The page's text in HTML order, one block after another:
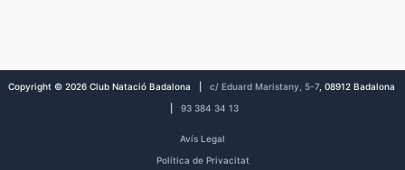
Copyright © 2026 Club Natació Badalona | c/ Eduard Maristany, 5-7, 08912 Badalona
93 384 34 13
Avís Legal
Política de Privacitat